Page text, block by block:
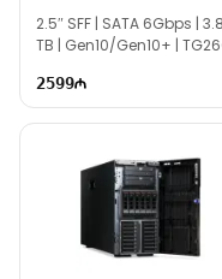
2.5″ SFF | SATA 6Gbps | 3.84
TB | Gen10/Gen10+ |
2599